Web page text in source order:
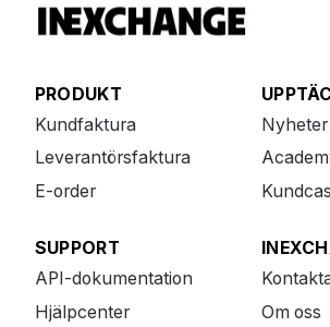
PRODUKT
Kundfaktura
Leverantörsfaktura
E-order
Nyheter
SUPPORT
API-dokumentation
Hjälpcenter
Om oss